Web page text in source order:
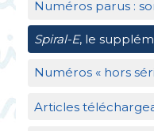
Numéros parus :
Spiral-E, le
Numéros « hors
Articles